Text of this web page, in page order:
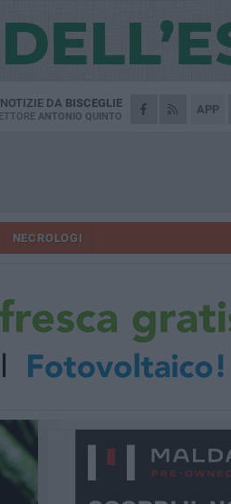
APP
NOTIZIE DA BISCEGLIE
ANTONIO QUINTO
NECROLOGI